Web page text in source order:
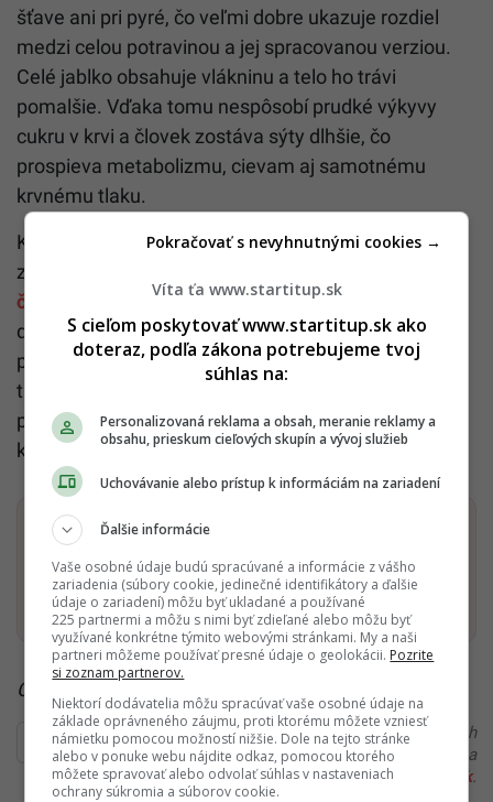
šťave ani pri pyré, čo veľmi dobre ukazuje rozdiel
medzi celou potravinou a jej spracovanou verziou.
Celé jablko obsahuje vlákninu a telo ho trávi
pomalšie. Vďaka tomu nespôsobí prudké výkyvy
cukru v krvi a človek zostáva sýty dlhšie, čo
prospieva metabolizmu, cievam aj samotnému
krvnému tlaku.
Keď už je reč o sladkých snackoch, pozornosť si
zaslúži aj grécky jogurt s kúskom
čokolády
. Dr. Benzing pripomína, že grécky jogurt
dodáva telu draslík a vápnik, teda minerály dôležité
pre správne fungovanie ciev aj reguláciu krvného
tlaku.
podporovať tvorbu endoteliálneho oxidu dusnatého,
ktorý zlepšuje vazodilatáciu, teda rozšírenie ciev.
Dostaň Startitup do svojich Google odporúčaní
Pridať ako preferovaný zdroj
Startitup, odkaz sa otvorí v
Čítaj viac z kategórie:
Ďakujeme, že čítaš Startitup. V prípade, že máš postreh
alebo si našiel v článku chybu, napíš nám na
redakcia@startitup.sk.
Víta ťa www.startitup.sk
S cieľom poskytovať www.startitup.sk ako
doteraz, podľa zákona potrebujeme tvoj
súhlas na:
Personalizovaná reklama a obsah, meranie reklamy a
obsahu, prieskum cieľových skupín a vývoj služieb
Uchovávanie alebo prístup k informáciám na zariadení
Ďalšie informácie
Vaše osobné údaje budú spracúvané a informácie z vášho
zariadenia (súbory cookie, jedinečné identifikátory a ďalšie
údaje o zariadení) môžu byť ukladané a používané
225 partnermi a môžu s nimi byť zdieľané alebo môžu byť
využívané konkrétne týmito webovými stránkami. My a naši
partneri môžeme používať presné údaje o geolokácii. Pozrite
si zoznam partnerov.
Niektorí dodávatelia môžu spracúvať vaše osobné údaje na
základe oprávneného záujmu, proti ktorému môžete vzniesť
námietku pomocou možností nižšie. Dole na tejto stránke
alebo v ponuke webu nájdite odkaz, pomocou ktorého
môžete spravovať alebo odvolať súhlas v nastaveniach
ochrany súkromia a súborov cookie.
Pokračovať s nevyhnutnými cookies →